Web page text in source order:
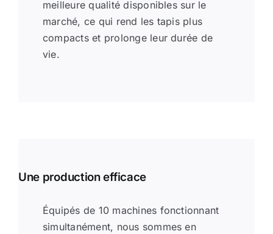
meilleure qualité disponibles sur le
marché, ce qui rend les tapis plus
compacts et prolonge leur durée de
vie.
Une production efficace
Équipés de 10 machines fonctionnant
simultanément, nous sommes en